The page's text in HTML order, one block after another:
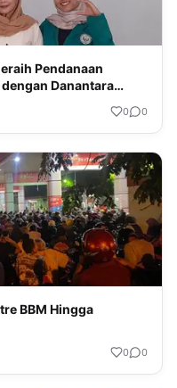
Pendanaan
Danantara
0 0
BBM Hingga
0 0